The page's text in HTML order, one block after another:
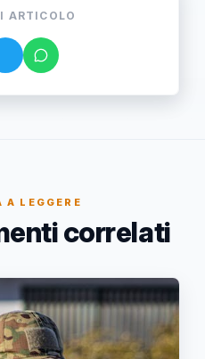
ARTICOLO
LEGGERE
correlati